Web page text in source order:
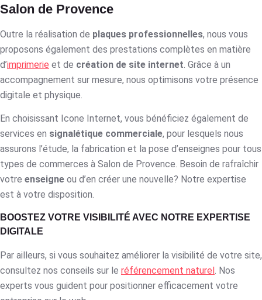
Salon de Provence
Outre la réalisation de plaques professionnelles, nous vous
proposons également des prestations complètes en matière
d’imprimerie et de création de site internet . Grâce à un
accompagnement sur mesure, nous optimisons votre présence
digitale et physique.
En choisissant Icone Internet, vous bénéficiez également de
services en signalétique commerciale, pour lesquels nous
assurons l’étude, la fabrication et la pose d’enseignes pour tous
types de commerces à Salon de Provence. Besoin de rafraîchir
votre enseigne ou d’en créer une nouvelle? Notre expertise
est à votre disposition.
BOOSTEZ VOTRE VISIBILITÉ AVEC NOTRE EXPERTISE
DIGITALE
Par ailleurs, si vous souhaitez améliorer la visibilité de votre site,
consultez nos conseils sur le référencement naturel . Nos
experts vous guident pour positionner efficacement votre